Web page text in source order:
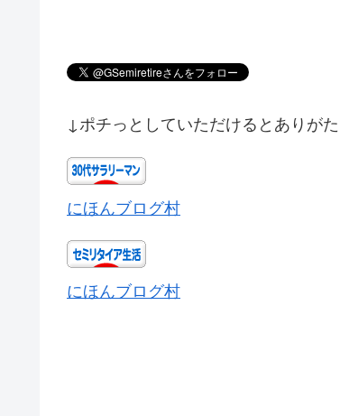
↓ポチっとしていただけるとありが
にほんブログ村
にほんブログ村